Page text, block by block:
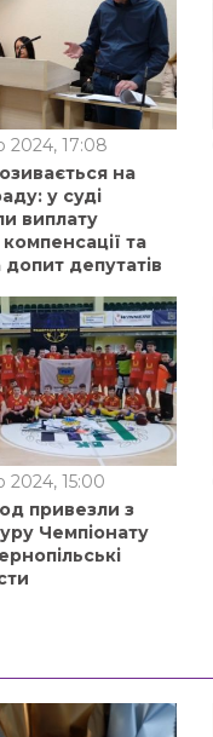
2024, 17:08
на
у суді
виплату
та
депутатів
15:00
привезли з
Чемпіонату